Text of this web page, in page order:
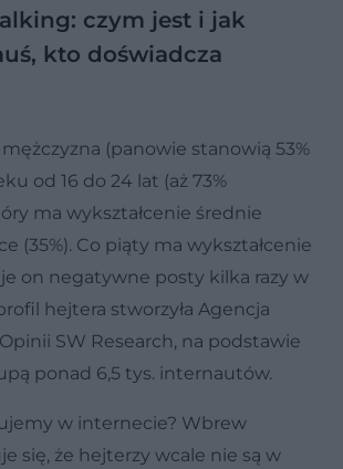
czym jest i jak
kto doświadcza
(panowie stanowią 53%
od 16 do 24 lat (aż 73%
ma wykształcenie średnie
(35%). Co piąty ma wykształcenie
on negatywne posty kilka razy w
hejtera stworzyła Agencja
SW Research, na podstawie
ponad 6,5 tys. internautów.
w internecie? Wbrew
się, że hejterzy wcale nie są w